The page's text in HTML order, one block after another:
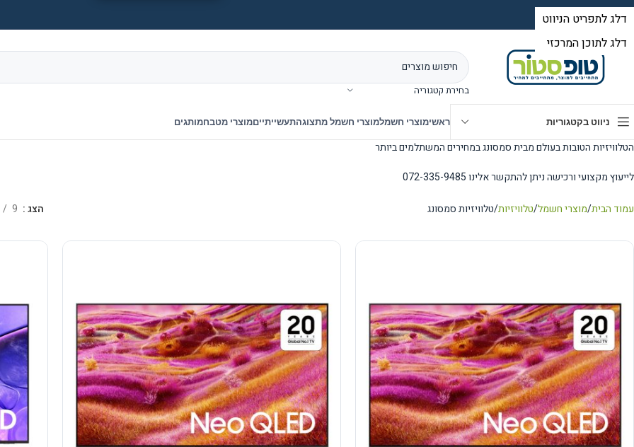
בחירת קטגוריה
ניווט בקטגוריות ראשימוצרי חשמלמוצרי חשמל מתצוגהתעשייתייםמוצרי מטבחמותגים
הטלוויזיות הטובות בעולם מבית סמסונג במחירים המשתלמים ביותר
לייעוץ מקצועי ורכישה ניתן להתקשר אלינו 072-335-9485
עמוד הבית מוצרי חשמל טלוויזיות טלוויזיות סמסונג הצג 9